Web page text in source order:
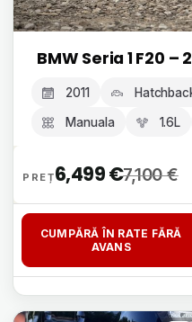
BMW Seria 1 F20 –
2011
Manuala 1.6L
7,100€
6,499€
CUMPĂRĂ ÎN RATE FĂRĂ
AVANS